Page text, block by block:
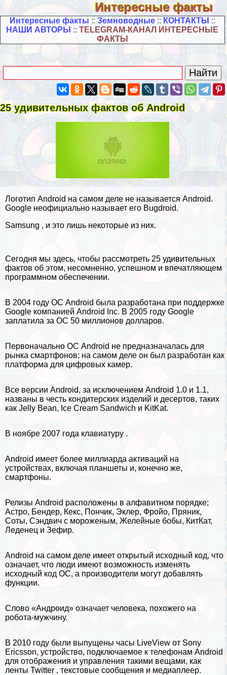
Интересные факты
Интересные факты :: Земноводные:: КОНТАКТЫ ::
НАШИ АВТОРЫ ::TELEGRAM-КАНАЛ ИНТЕРЕСНЫЕ
ФАКТЫ
25 удивительных фактов об Android
Логотип Android на самом деле не называется Android.
Google неофициально называет его Bugdroid.
Samsung , и это лишь некоторые из них.
Сегодня мы здесь, чтобы рассмотреть 25 удивительных
фактов об этом, несомненно, успешном и впечатляющем
программном обеспечении.
В 2004 году ОС Android была разработана при поддержке
Google компанией Android Inc. В 2005 году Google
заплатила за ОС 50 миллионов долларов.
Первоначально ОС Android не предназначалась для
рынка смартфонов; на самом деле он был разработан как
платформа для цифровых камер.
Все версии Android, за исключением Android 1.0 и 1.1,
названы в честь кондитерских изделий и десертов, таких
как Jelly Bean, Ice Cream Sandwich и KitKat.
В ноябре 2007 года клавиатуру .
Android имеет более миллиарда активаций на
устройствах, включая планшеты и, конечно же,
смартфоны.
Релизы Android расположены в алфавитном порядке;
Астро, Бендер, Кекс, Пончик, Эклер, Фройо, Пряник,
Соты, Сэндвич с мороженым, Желейные бобы, КитКат,
Леденец и Зефир.
Android на самом деле имеет открытый исходный код, что
означает, что люди имеют возможность изменять
исходный код ОС, а производители могут добавлять
функции.
Слово «Андроид» означает человека, похожего на
робота-мужчину.
В 2010 году были выпущены часы LiveView от Sony
Ericsson, устройство, подключаемое к телефонам Android
для отображения и управления такими вещами, как
ленты Twitter , текстовые сообщения и медиаплеер.